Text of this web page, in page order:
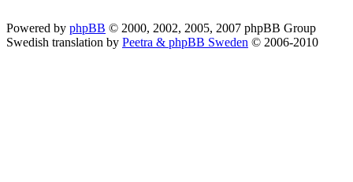
Powered by phpBB © 2000, 2002, 2005, 2007 phpBB Group
Swedish translation by Peetra & phpBB Sweden © 2006-2010